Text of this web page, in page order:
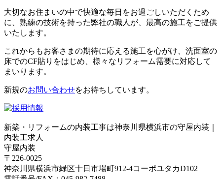
大切なお住まいの中で快適な毎日をお過ごしいただくため
に、熟練の技術を持った弊社の職人が、最高の施工をご提供
いたします。
これからもお客さまの期待に応える施工を心がけ、洗面室の
床でのCF貼りをはじめ、様々なリフォーム需要に対応して
まいります。
新規のお問い合わせをお待ちしています。
新築・リフォームの内装工事は神奈川県横浜市の守屋内装｜
内装工求人
守屋内装
〒226-0025
神奈川県横浜市緑区十日市場町912-4コーポユタカD102